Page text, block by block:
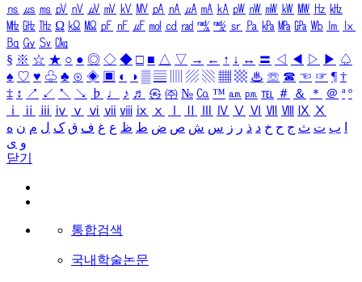
㎱ ㎲ ㎳ ㎴ ㎵ ㎶ ㎷ ㎸ ㎹ ㎀ ㎁ ㎂ ㎃ ㎄ ㎺ ㎻ ㎽ ㎾ ㎿ ㎐ ㎑
㎒ ㎓ ㎔ Ω ㏀ ㏁ ㎊ ㎋ ㎌ ㏖ ㏅ ㎭ ㎮ ㎯ ㏛ ㎩ ㎪ ㎫ ㎬ ㏝ ㏐
㏓
㏃ ㏉ ㏜ ㏆
§ ※ ☆ ★ ○ ● ◎ ◇ ◆ □ ■ △ ▽ → ← ↑ ↓ ↔ 〓 ◁ ◀ ▷ ▶ ♤
♠ ♡ ♥ ♧ ♣ ⊙ ◈ ▣ ◐ ◑ ▒ ▤ ▨ ▧ ▦ ▩ ♨ ☏ ☎ ☜ ☞ ¶ †
‡ ↕ ↗ ↙ ↖ ↘ ♭ ♩ ♪ ♬ ㉿ ㈜ № ㏇ ™ ㏂ ㏘ ℡ ＃ ＆ ＊ ＠ ª º
ⅰ
ⅱ ⅲ ⅳ ⅴ ⅵ ⅶ ⅷ ⅸ ⅹ Ⅳ Ⅴ Ⅵ Ⅶ Ⅷ Ⅸ Ⅹ
ب ت ث ج ح خ د ذ ر ز س ش ص ض ط ظ ع غ ف ق ک ل م ن ه
و ی
닫기
통합검색
국내학술논문